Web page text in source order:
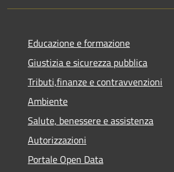
Educazione e formazione
Giustizia e sicurezza pubblica
Tributi,finanze e contravvenzioni
Ambiente
Salute, benessere e assistenza
Autorizzazioni
Portale Open Data